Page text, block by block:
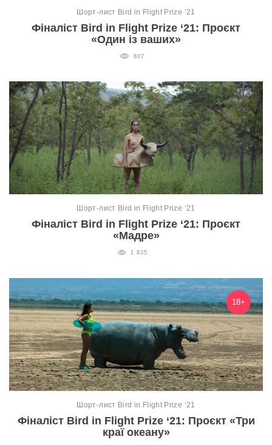
Шорт-лист Bird in Flight Prize ‘21
Фіналіст Bird in Flight Prize ‘21: Проєкт
«Один із ваших»
807
Шорт-лист Bird in Flight Prize ‘21
Фіналіст Bird in Flight Prize ‘21: Проєкт
«Мадре»
1 835
18+
Шорт-лист Bird in Flight Prize ‘21
Фіналіст Bird in Flight Prize ‘21: Проєкт «Три
краї океану»